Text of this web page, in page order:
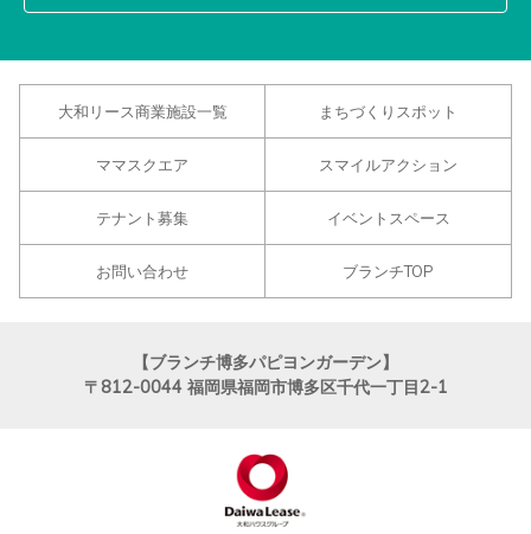
大和リース商業施設一覧 まちづくりスポット
ママスクエア スマイルアクション
テナント募集 イベントスペース
お問い合わせ ブランチTOP
【ブランチ博多パピヨンガーデン】
〒812-0044 福岡県福岡市博多区千代一丁目2-1